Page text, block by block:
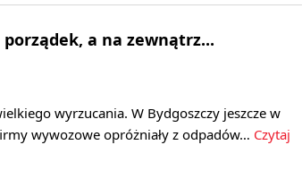
a na zewnątrz...
wyrzucania. W Bydgoszczy jeszcze w
wywozowe opróżniały z odpadów… Czytaj